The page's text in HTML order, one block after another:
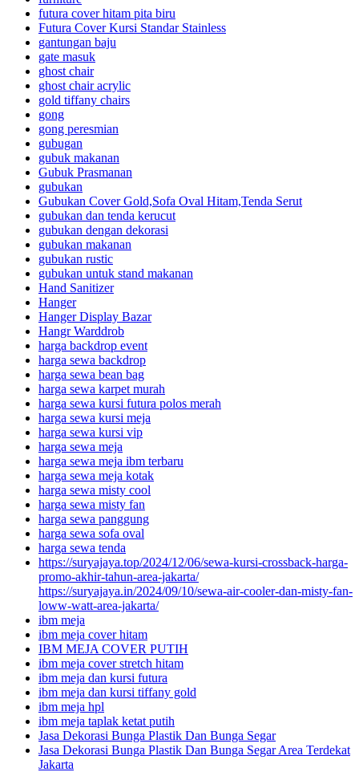
futura cover hitam pita biru
Futura Cover Kursi Standar Stainless
gantungan baju
gate masuk
ghost chair
ghost chair acrylic
gold tiffany chairs
gong
gong peresmian
gubugan
gubuk makanan
Gubuk Prasmanan
gubukan
Gubukan Cover Gold,Sofa Oval Hitam,Tenda Serut
gubukan dan tenda kerucut
gubukan dengan dekorasi
gubukan makanan
gubukan rustic
gubukan untuk stand makanan
Hand Sanitizer
Hanger
Hanger Display Bazar
Hangr Warddrob
harga backdrop event
harga sewa backdrop
harga sewa bean bag
harga sewa karpet murah
harga sewa kursi futura polos merah
harga sewa kursi meja
harga sewa kursi vip
harga sewa meja
harga sewa meja ibm terbaru
harga sewa meja kotak
harga sewa misty cool
harga sewa misty fan
harga sewa panggung
harga sewa sofa oval
harga sewa tenda
https://suryajaya.top/2024/12/06/sewa-kursi-crossback-harga-
promo-akhir-tahun-area-jakarta/
https://suryajaya.in/2024/09/10/sewa-air-cooler-dan-misty-fan-
loww-watt-area-jakarta/
ibm meja
ibm meja cover hitam
IBM MEJA COVER PUTIH
ibm meja cover stretch hitam
ibm meja dan kursi futura
ibm meja dan kursi tiffany gold
ibm meja hpl
ibm meja taplak ketat putih
Jasa Dekorasi Bunga Plastik Dan Bunga Segar
Jasa Dekorasi Bunga Plastik Dan Bunga Segar Area Terdekat
Jakarta